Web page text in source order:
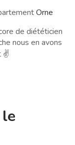
Orne
de diététicien
nous en avons
✌️